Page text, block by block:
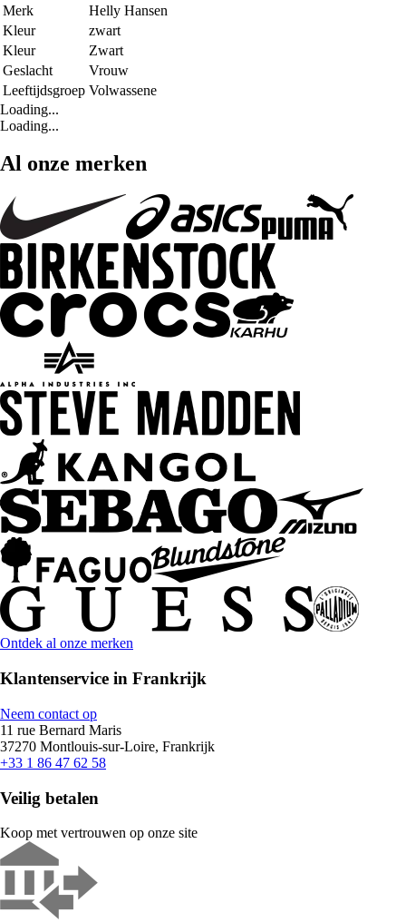
Merk
Helly Hansen
Kleur
zwart
Kleur
Zwart
Geslacht
Vrouw
Leeftijdsgroep Volwassene
Loading...
Loading...
Al onze merken
Ontdek al onze merken
Klantenservice in Frankrijk
Neem contact op
11 rue Bernard Maris
37270 Montlouis-sur-Loire, Frankrijk
+33 1 86 47 62 58
Veilig betalen
Koop met vertrouwen op onze site